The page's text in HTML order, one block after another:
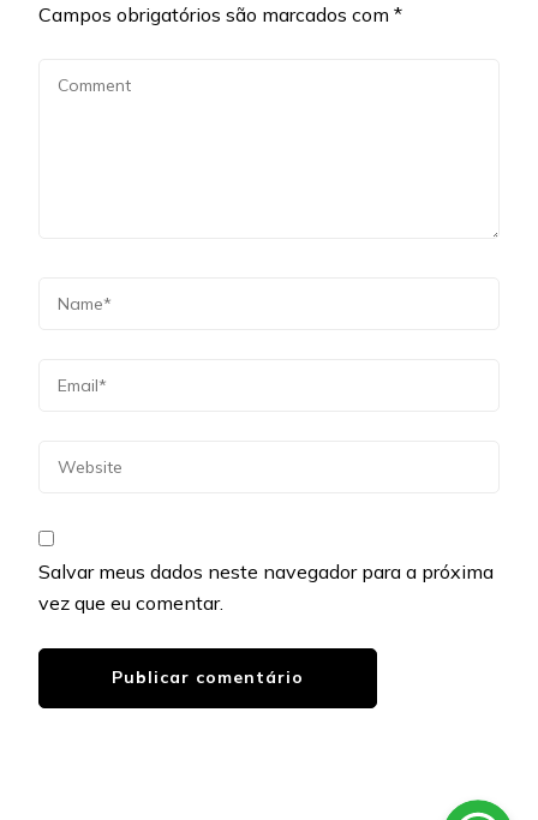
Campos obrigatórios são marcados com *
Salvar meus dados neste navegador para a próxima
vez que eu comentar.